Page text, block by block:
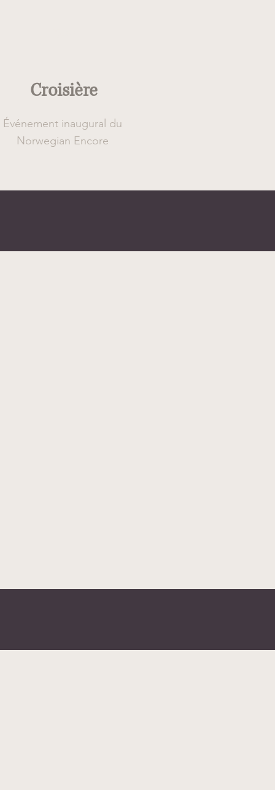
Croisière
Événement inaugural du
Norwegian Encore